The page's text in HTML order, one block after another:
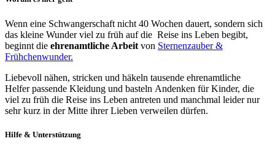
Wenn eine Schwangerschaft nicht 40 Wochen dauert, sondern sich
das kleine Wunder viel zu früh auf die Reise ins Leben begibt,
beginnt die ehrenamtliche Arbeit von Sternenzauber &
Frühchenwunder.
Liebevoll nähen, stricken und häkeln tausende ehrenamtliche
Helfer passende Kleidung und basteln Andenken für Kinder, die
viel zu früh die Reise ins Leben antreten und manchmal leider nur
sehr kurz in der Mitte ihrer Lieben verweilen dürfen.
Hilfe & Unterstützung